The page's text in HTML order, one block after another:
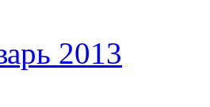
2013